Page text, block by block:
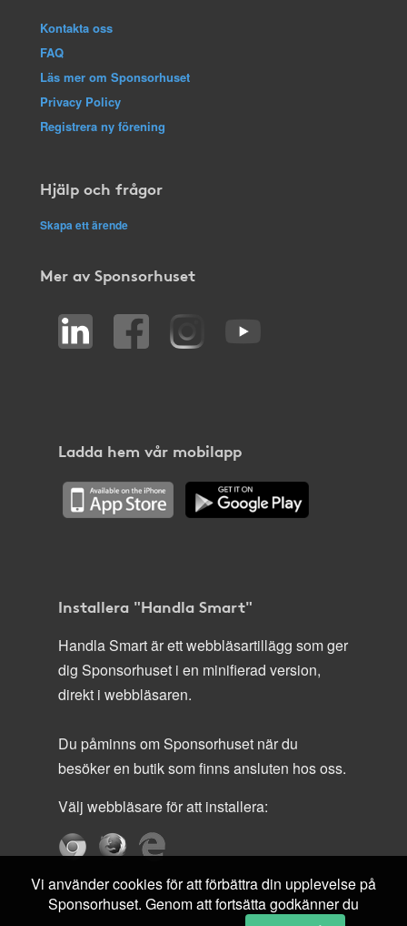
Kontakta oss
FAQ
Läs mer om Sponsorhuset
Privacy Policy
Registrera ny förening
Hjälp och frågor
Skapa ett ärende
Mer av Sponsorhuset
Ladda hem vår mobilapp
Installera "Handla Smart"
Handla Smart är ett webbläsartillägg som ger
dig Sponsorhuset i en minifierad version,
direkt i webbläsaren.
Du påminns om Sponsorhuset när du
besöker en butik som finns ansluten hos oss.
Välj webbläsare för att installera:
Vi använder cookies för att förbättra din upplevelse på
Sponsorhuset. Genom att fortsätta godkänner du